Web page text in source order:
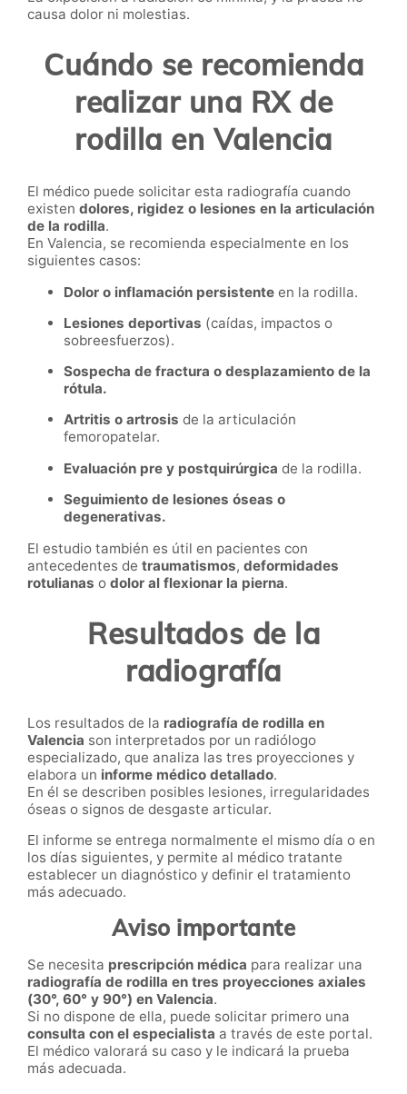
causa dolor ni molestias.
Cuándo se recomienda
realizar una RX de
rodilla en Valencia
El médico puede solicitar esta radiografía cuando
existen dolores, rigidez o lesiones en la articulación
de la rodilla.
En Valencia, se recomienda especialmente en los
siguientes casos:
Dolor o inflamación persistente en la rodilla.
Lesiones deportivas (caídas, impactos o
sobreesfuerzos).
Sospecha de fractura o desplazamiento de la
rótula.
Artritis o artrosis de la articulación
femoropatelar.
Evaluación pre y postquirúrgica de la rodilla.
Seguimiento de lesiones óseas o
degenerativas.
El estudio también es útil en pacientes con
antecedentes de traumatismos, deformidades
rotulianas o dolor al flexionar la pierna.
Resultados de la
radiografía
Los resultados de la radiografía de rodilla en
Valencia son interpretados por un radiólogo
especializado, que analiza las tres proyecciones y
elabora un informe médico detallado.
En él se describen posibles lesiones, irregularidades
óseas o signos de desgaste articular.
El informe se entrega normalmente el mismo día o en
los días siguientes, y permite al médico tratante
establecer un diagnóstico y definir el tratamiento
más adecuado.
Aviso importante
Se necesita prescripción médica para realizar una
radiografía de rodilla en tres proyecciones axiales
(30°, 60° y 90°) en Valencia.
Si no dispone de ella, puede solicitar primero una
consulta con el especialista a través de este portal.
El médico valorará su caso y le indicará la prueba
más adecuada.